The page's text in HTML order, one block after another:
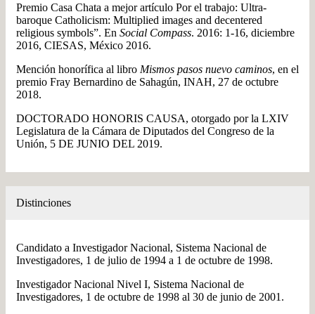
Premio Casa Chata a mejor artículo Por el trabajo: Ultra-
baroque Catholicism: Multiplied images and decentered
religious symbols”. En Social Compass. 2016: 1-16, diciembre
2016, CIESAS, México 2016.
Mención honorífica al libro Mismos pasos nuevo caminos, en el
premio Fray Bernardino de Sahagún, INAH, 27 de octubre
2018.
DOCTORADO HONORIS CAUSA, otorgado por la LXIV
Legislatura de la Cámara de Diputados del Congreso de la
Unión, 5 DE JUNIO DEL 2019.
Distinciones
Candidato a Investigador Nacional, Sistema Nacional de
Investigadores, 1 de julio de 1994 a 1 de octubre de 1998.
Investigador Nacional Nivel I, Sistema Nacional de
Investigadores, 1 de octubre de 1998 al 30 de junio de 2001.